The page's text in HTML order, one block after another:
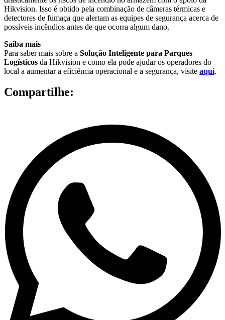
Hikvision. Isso é obtido pela combinação de câmeras térmicas e
detectores de fumaça que alertam as equipes de segurança acerca de
possíveis incêndios antes de que ocorra algum dano.
Saiba mais
Para saber mais sobre a Solução Inteligente para Parques
Logísticos da Hikvision e como ela pode ajudar os operadores do
local a aumentar a eficiência operacional e a segurança, visite aqui.
Compartilhe: